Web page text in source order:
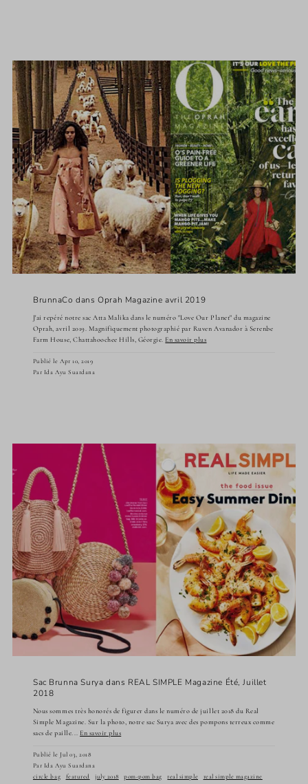
BrunnaCo dans Oprah Magazine avril 2019
J'ai repéré notre sac Atta Malika dans le numéro "Love Our Planet" du magazine
Oprah, avril 2019. Magnifiquement photographié par Ruven Avanador à Serenbe
Farm House, Chattahoochee Hills, Géorgie. En savoir plus
Publié le Apr 10, 2019
Par Ida Ayu Suardana
Sac Brunna Surya dans REAL SIMPLE Magazine Été, Juillet
2018
Nous sommes très honorés de figurer dans le numéro de juillet 2018 du Real
Simple Magazine. Sur la photo, notre sac Surya avec des pompons terreux comme
sacs de paille... En savoir plus
Publié le Jul 03, 2018
Par Ida Ayu Suardana
circle bag
featured july 2018 pom-pom bag real simple
real simple magazine